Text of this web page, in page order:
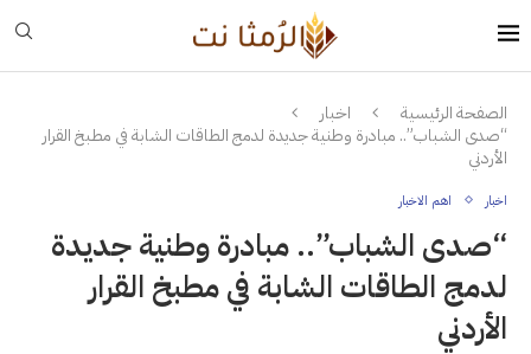
الصفحة الرئيسية
اخبار
“صدى الشباب”.. مبادرة وطنية جديدة لدمج الطاقات الشابة في مطبخ القرار
الأردني
اخبار اهم الاخبار
“صدى الشباب”.. مبادرة وطنية جديدة
لدمج الطاقات الشابة في مطبخ القرار
الأردني